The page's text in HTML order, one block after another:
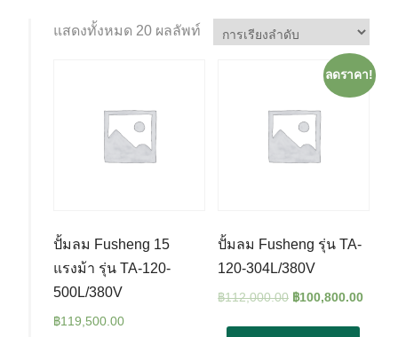
แสดงทั้งหมด 20 ผลลัพท์
ปั้มลม Fusheng 15
แรงม้า รุ่น TA-120-
500L/380V
฿119,500.00
ลดราคา!
ปั้มลม Fusheng รุ่น TA-
120-304L/380V
฿112,000.00 ฿100,800.00